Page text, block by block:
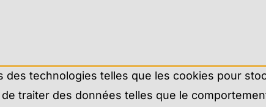
technologies telles que les cookies pour
traiter des données telles que le